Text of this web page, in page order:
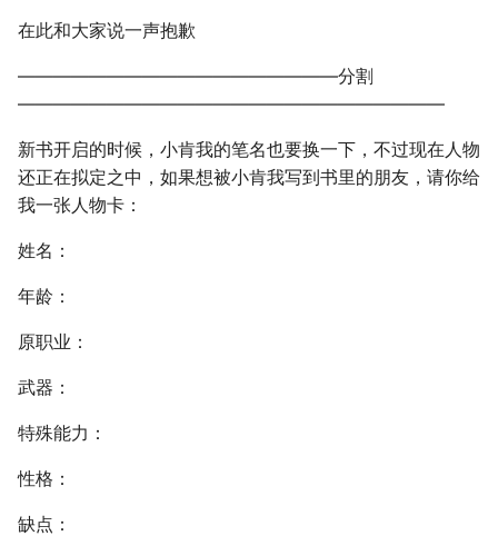
在此和大家说一声抱歉
――――――――――――――――――分割
――――――――――――――――――――――――
新书开启的时候，小肯我的笔名也要换一下，不过现在人物
还正在拟定之中，如果想被小肯我写到书里的朋友，请你给
我一张人物卡：
姓名：
年龄：
原职业：
武器：
特殊能力：
性格：
缺点：